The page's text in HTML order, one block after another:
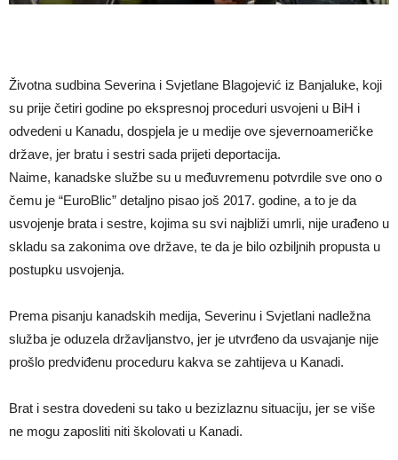
Životna sudbina Severina i Svjetlane Blagojević iz Banjaluke, koji
su prije četiri godine po ekspresnoj proceduri usvojeni u BiH i
odvedeni u Kanadu, dospjela je u medije ove sjevernoameričke
države, jer bratu i sestri sada prijeti deportacija.
Naime, kanadske službe su u međuvremenu potvrdile sve ono o
čemu je “EuroBlic” detaljno pisao još 2017. godine, a to je da
usvojenje brata i sestre, kojima su svi najbliži umrli, nije urađeno u
skladu sa zakonima ove države, te da je bilo ozbiljnih propusta u
postupku usvojenja.
Prema pisanju kanadskih medija, Severinu i Svjetlani nadležna
služba je oduzela državljanstvo, jer je utvrđeno da usvajanje nije
prošlo predviđenu proceduru kakva se zahtijeva u Kanadi.
Brat i sestra dovedeni su tako u bezizlaznu situaciju, jer se više
ne mogu zaposliti niti školovati u Kanadi.